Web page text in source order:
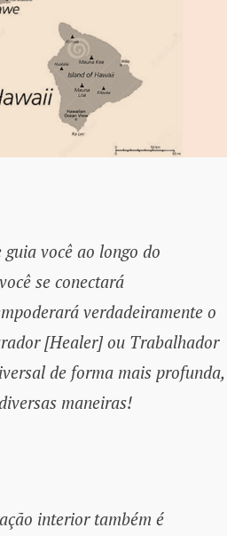
você ao longo do
se conectará
verdadeiramente o
[Healer] ou Trabalhador
de forma mais profunda,
maneiras!
interior também é